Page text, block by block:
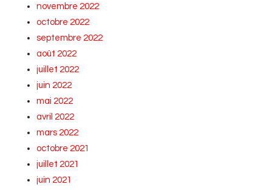
novembre 2022
octobre 2022
septembre 2022
août 2022
juillet 2022
juin 2022
mai 2022
avril 2022
mars 2022
octobre 2021
juillet 2021
juin 2021